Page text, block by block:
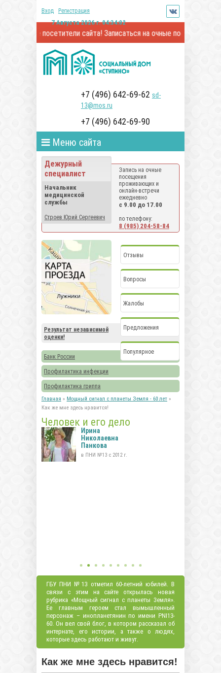
Вход Регистрация
7 Августа 2026 г. 04:34:02
посетители сайта! Записаться на очные посещения и
+7 (496) 642-69-62 sd-
13@mos.ru
+7 (496) 642-69-90
Меню сайта
Дежурный
специалист
Начальник
медицинской
службы
Строев Юрий Сергеевич
Запись на очные
посещения
проживающих и
онлайн-встречи
ежедневно
с 9.00 до 17.00
по телефону:
8 (985) 204-58-84
Отзывы
Вопросы
Жалобы
Предложения
Популярное
Результат независимой
оценки!
Банк России
Профилактика инфекции
Профилактика гриппа
Главная » Мощный сигнал с планеты Земля - 60 лет »
Как же мне здесь нравится!
Человек и его дело
Ирина
Николаевна
Панкова
в ПНИ №13 с 2012 г.
ГБУ ПНИ №13 отметил 60-летний юбилей. В
связи с этим на сайте открылась новая
рубрика «Мощный сигнал с планеты Земля».
Ее главным героем стал вымышленный
персонаж – инопланетянин по имени PNI13-
60. Он вел свой блог, в котором рассказал об
интернате, его истории, а также о людях,
которые здесь работают и живут.
Как же мне здесь нравится!